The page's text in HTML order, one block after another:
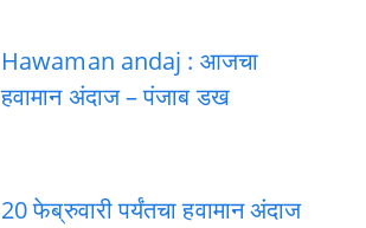
Hawaman andaj : आजचा
हवामान अंदाज – पंजाब डख
20 फेब्रुवारी पर्यंतचा हवामान अंदाज